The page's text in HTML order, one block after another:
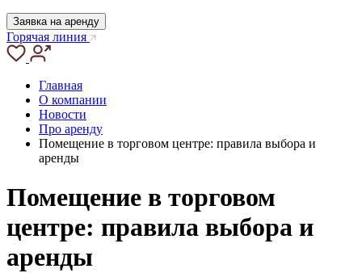
Заявка на аренду
Горячая линия
Главная
О компании
Новости
Про аренду
Помещение в торговом центре: правила выбора и
аренды
Помещение в торговом
центре: правила выбора и
аренды